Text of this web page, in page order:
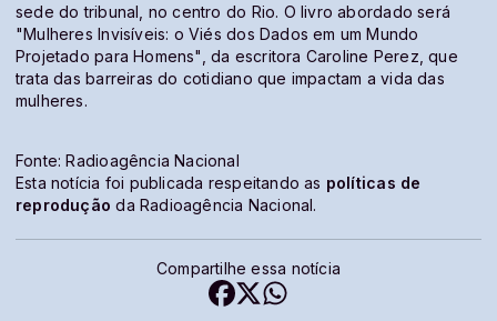
sede do tribunal, no centro do Rio. O livro abordado será
"Mulheres Invisíveis: o Viés dos Dados em um Mundo
Projetado para Homens", da escritora Caroline Perez, que
trata das barreiras do cotidiano que impactam a vida das
mulheres.
Fonte: Radioagência Nacional
Esta notícia foi publicada respeitando as políticas de
reprodução da Radioagência Nacional.
Compartilhe essa notícia